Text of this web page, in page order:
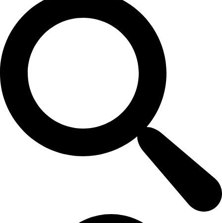
Deutsch
Norsk bokmål
Íslenska
Suomi
Eesti
Latviešu valoda